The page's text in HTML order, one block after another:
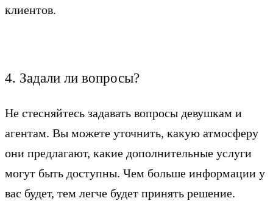
клиентов.
4. Задали ли вопросы?
Не стесняйтесь задавать вопросы девушкам и
агентам. Вы можете уточнить, какую атмосферу
они предлагают, какие дополнительные услуги
могут быть доступны. Чем больше информации у
вас будет, тем легче будет принять решение.